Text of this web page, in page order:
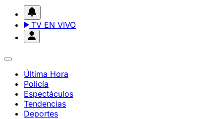
TV EN VIVO
Última Hora
Policía
Espectáculos
Tendencias
Deportes